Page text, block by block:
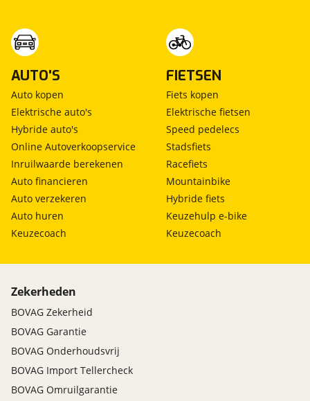
AUTO'S
Auto kopen
Elektrische auto's
Hybride auto's
Online Autoverkoopservice
Inruilwaarde berekenen
Auto financieren
Auto verzekeren
Auto huren
Keuzecoach
FIETSEN
Fiets kopen
Elektrische fietsen
Speed pedelecs
Stadsfiets
Racefiets
Mountainbike
Hybride fiets
Keuzehulp e-bike
Keuzecoach
Zekerheden
BOVAG Zekerheid
BOVAG Garantie
BOVAG Onderhoudsvrij
BOVAG Import Tellercheck
BOVAG Omruilgarantie